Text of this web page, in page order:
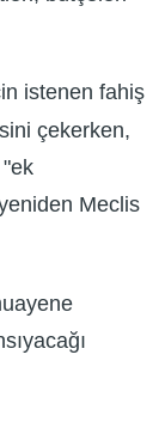
istenen fahiş
çekerken,
Meclis